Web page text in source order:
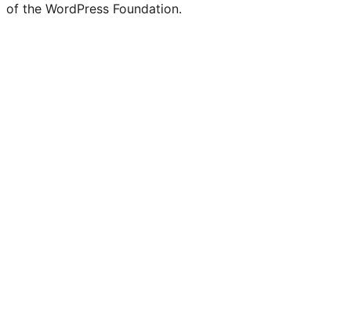
of the WordPress Foundation.